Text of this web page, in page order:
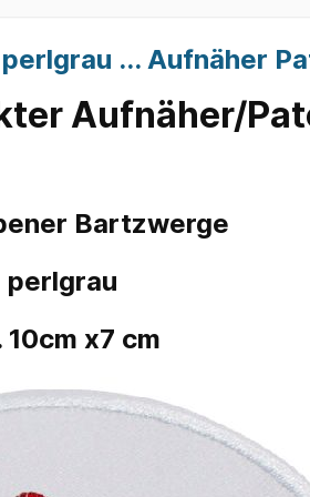
Windfänger
... Aufnäher
Aufnäher/
Bartzwerge
perlgrau
10cm x7 cm